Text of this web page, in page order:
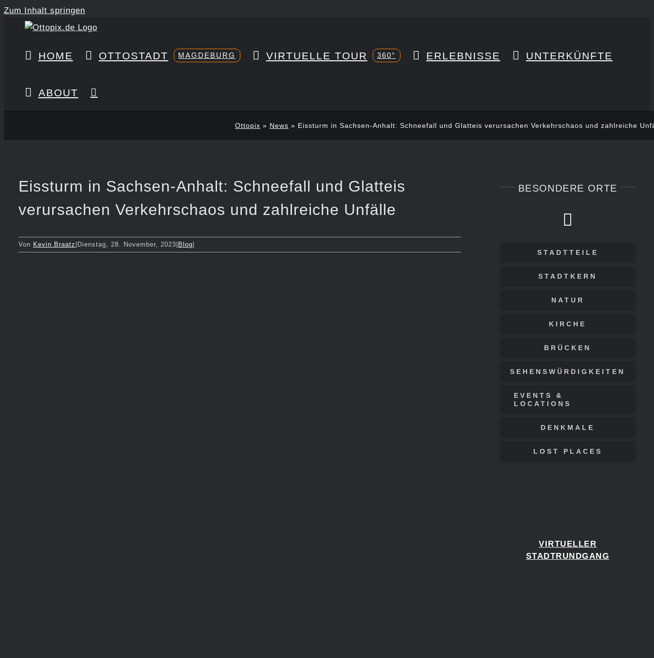
Zum Inhalt springen
HOME OTTOSTADT MAGDEBURG VIRTUELLE TOUR 360° ERLEBNISSE UNTERKÜNFTE
ABOUT
Ottopix » News » Eissturm in Sachsen-Anhalt: Schneefall und Glatteis verursachen Verkehrschaos und zahlreiche
Eissturm in Sachsen-Anhalt: Schneefall und Glatteis
verursachen Verkehrschaos und zahlreiche Unfälle
Von Kevin Braatz Dienstag, 28. November, 2023 Blog
BESONDERE ORTE
STADTTEILE
STADTKERN
NATUR
KIRCHE
BRÜCKEN
SEHENSWÜRDIGKEITEN
EVENTS &
LOCATIONS
DENKMALE
LOST PLACES
VIRTUELLER
STADTRUNDGANG